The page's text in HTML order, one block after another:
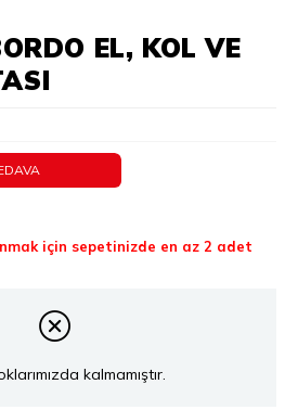
EL, KOL VE
için sepetinizde en az 2 adet
kalmamıştır.